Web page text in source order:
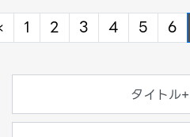
Previous
1 2 3 4 5 6